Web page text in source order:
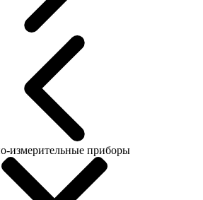
измерительные приборы